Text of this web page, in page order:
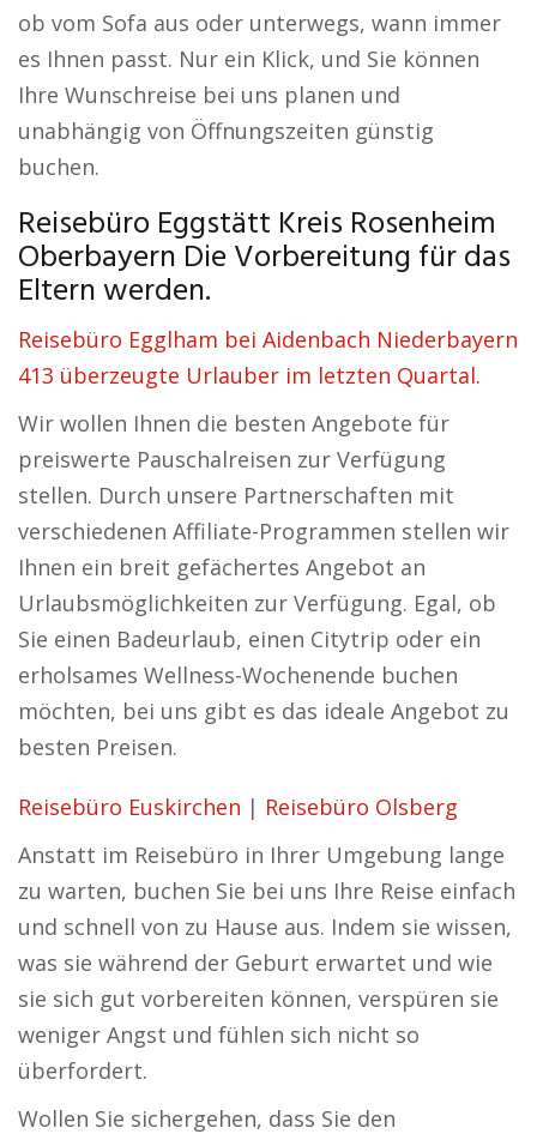
ob vom Sofa aus oder unterwegs, wann immer
es Ihnen passt. Nur ein Klick, und Sie können
Ihre Wunschreise bei uns planen und
unabhängig von Öffnungszeiten günstig
buchen.
Reisebüro Eggstätt Kreis Rosenheim
Oberbayern Die Vorbereitung für das
Eltern werden.
Reisebüro Egglham bei Aidenbach Niederbayern
413 überzeugte Urlauber im letzten Quartal.
Wir wollen Ihnen die besten Angebote für
preiswerte Pauschalreisen zur Verfügung
stellen. Durch unsere Partnerschaften mit
verschiedenen Affiliate-Programmen stellen wir
Ihnen ein breit gefächertes Angebot an
Urlaubsmöglichkeiten zur Verfügung. Egal, ob
Sie einen Badeurlaub, einen Citytrip oder ein
erholsames Wellness-Wochenende buchen
möchten, bei uns gibt es das ideale Angebot zu
besten Preisen.
Reisebüro Euskirchen | Reisebüro Olsberg
Anstatt im Reisebüro in Ihrer Umgebung lange
zu warten, buchen Sie bei uns Ihre Reise einfach
und schnell von zu Hause aus. Indem sie wissen,
was sie während der Geburt erwartet und wie
sie sich gut vorbereiten können, verspüren sie
weniger Angst und fühlen sich nicht so
überfordert.
Wollen Sie sichergehen, dass Sie den